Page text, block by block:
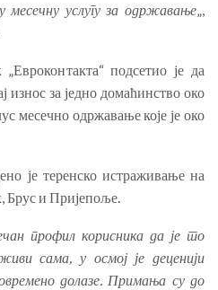
месечну услугу за одржавање„,
подсетио је да
износ за једно домаћинство око
месечно одржавање које је око
је теренско истраживање на
Брус и Пријепоље.
профил корисника да је то
сама, у осмој је деценији
долазе. Примања су до